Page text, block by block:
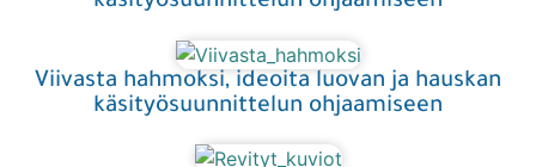
Viivasta hahmoksi, ideoita luovan ja hauskan
käsityösuunnittelun ohjaamiseen